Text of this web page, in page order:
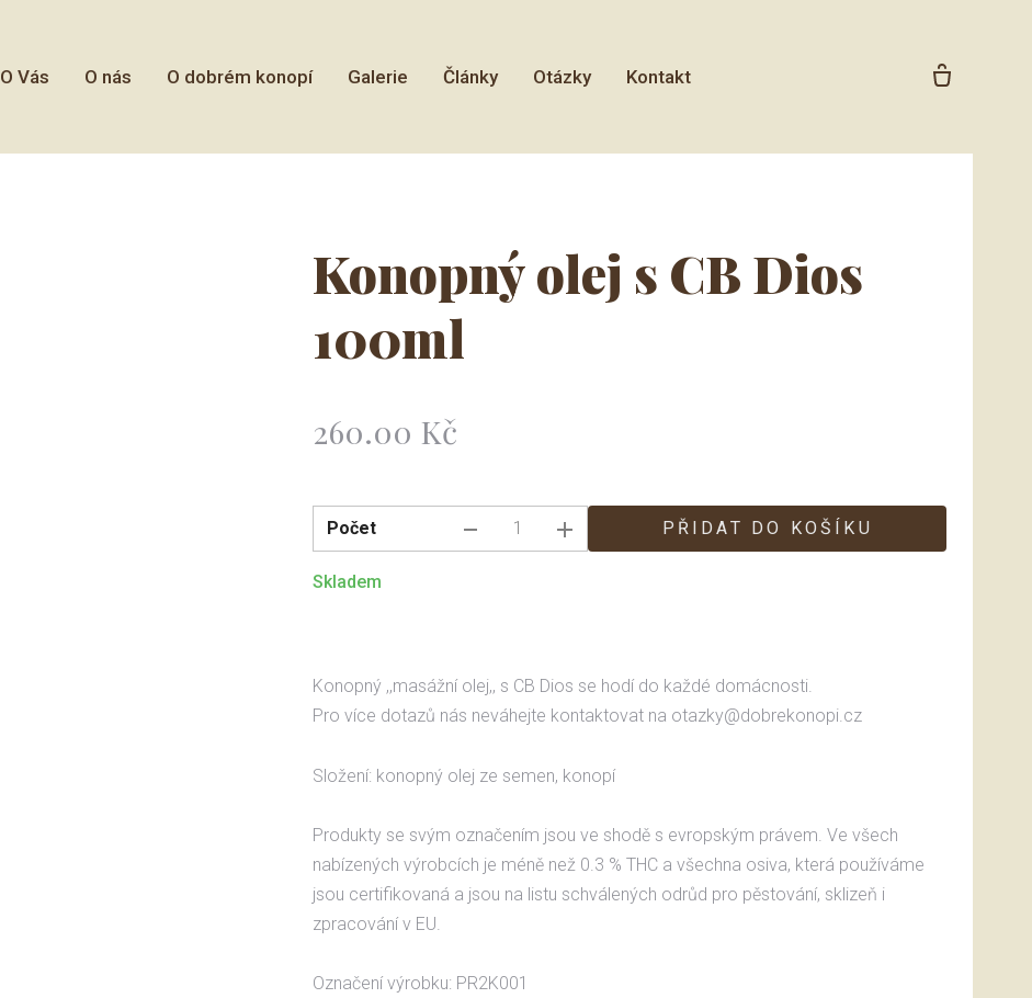
O Vás O nás O dobrém konopí Galerie Články Otázky Kontakt
Konopný olej s CB Dios
100ml
Cena:
260.00 Kč
Počet PŘIDAT DO KOŠÍKU
Skladem
Konopný ,,masážní olej,, s CB Dios se hodí do každé domácnosti.
Pro více dotazů nás neváhejte kontaktovat na otazky@dobrekonopi.cz
Složení: konopný olej ze semen, konopí
Produkty se svým označením jsou ve shodě s evropským právem. Ve všech
nabízených výrobcích je méně než 0.3 % THC a všechna osiva, která používáme
jsou certifikovaná a jsou na listu schválených odrůd pro pěstování, sklizeň i
zpracování v EU.
Označení výrobku: PR2K001